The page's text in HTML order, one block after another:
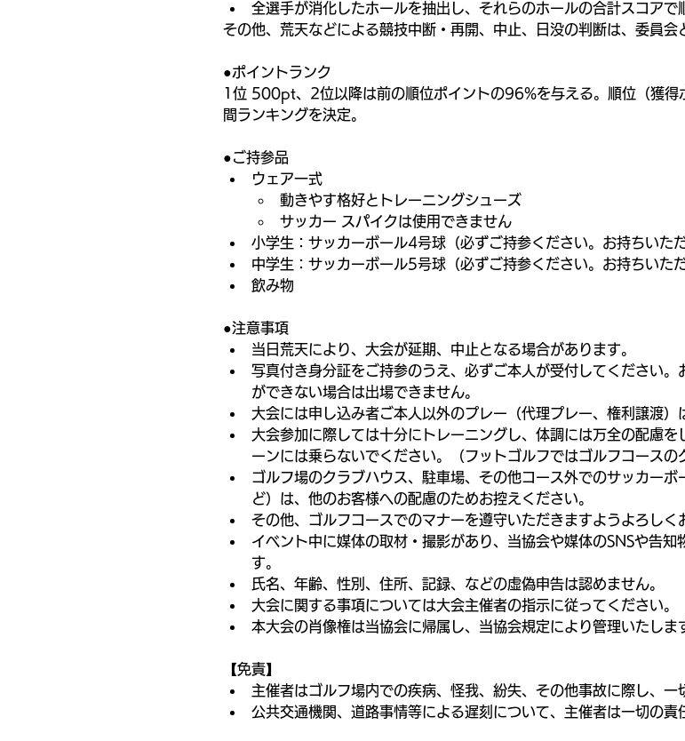
全選手が消化したホールを抽出し、それらのホールの合計スコアで
その他、荒天などによる競技中断・再開、中止、日没の判断は、委員会
●ポイントランク
1位 500pt、2位以降は前の順位ポイントの96%を与える。順位（獲得
間ランキングを決定。
●ご持参品
ウェア一式
動きやす格好とトレーニングシューズ
サッカー スパイクは使用できません
小学生：サッカーボール4号球（必ずご持参ください。お持ちいた
中学生：サッカーボール5号球（必ずご持参ください。お持ちいた
飲み物
●注意事項
当日荒天により、大会が延期、中止となる場合があります。
写真付き身分証をご持参のうえ、必ずご本人が受付してください
ができない場合は出場できません。
大会には申し込み者ご本人以外のプレー（代理プレー、権利譲渡）
大会参加に際しては十分にトレーニングし、体調には万全の配慮
ーンには乗らないでください。（フットゴルフではゴルフコースの
ゴルフ場のクラブハウス、駐車場、その他コース外でのサッカー
ど）は、他のお客様への配慮のためお控えください。
その他、ゴルフコースでのマナーを遵守いただきますようよろしく
イベント中に媒体の取材・撮影があり、当協会や媒体のSNSや告
す。
氏名、年齢、性別、住所、記録、などの虚偽申告は認めません。
大会に関する事項については大会主催者の指示に従ってください。
本大会の肖像権は当協会に帰属し、当協会規定により管理いたしま
【免責】
主催者はゴルフ場内での疾病、怪我、紛失、その他事故に際し、一
公共交通機関、道路事情等による遅刻について、主催者は一切の責